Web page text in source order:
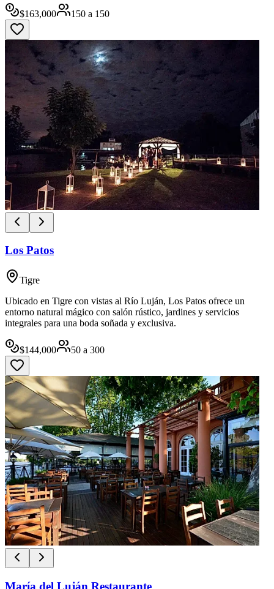
$163,000 150 a 150
Los Patos
Tigre
Ubicado en Tigre con vistas al Río Luján, Los Patos ofrece un
entorno natural mágico con salón rústico, jardines y servicios
integrales para una boda soñada y exclusiva.
$144,000 50 a 300
María del Luján Restaurante